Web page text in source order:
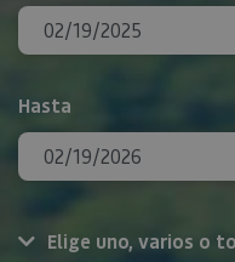
Hasta
Elige uno, varios o